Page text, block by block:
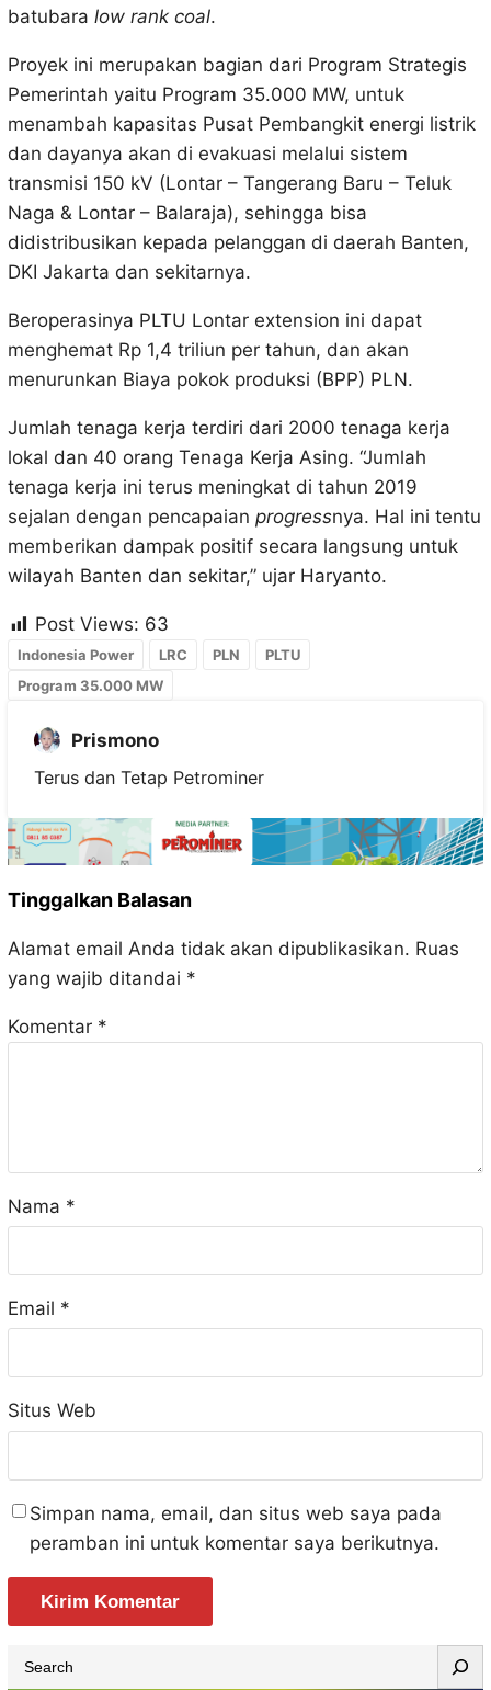
batubara low rank coal.
Proyek ini merupakan bagian dari Program Strategis
Pemerintah yaitu Program 35.000 MW, untuk
menambah kapasitas Pusat Pembangkit energi listrik
dan dayanya akan di evakuasi melalui sistem
transmisi 150 kV (Lontar – Tangerang Baru – Teluk
Naga & Lontar – Balaraja), sehingga bisa
didistribusikan kepada pelanggan di daerah Banten,
DKI Jakarta dan sekitarnya.
Beroperasinya PLTU Lontar extension ini dapat
menghemat Rp 1,4 triliun per tahun, dan akan
menurunkan Biaya pokok produksi (BPP) PLN.
Jumlah tenaga kerja terdiri dari 2000 tenaga kerja
lokal dan 40 orang Tenaga Kerja Asing. “Jumlah
tenaga kerja ini terus meningkat di tahun 2019
sejalan dengan pencapaian progressnya. Hal ini tentu
memberikan dampak positif secara langsung untuk
wilayah Banten dan sekitar,” ujar Haryanto.
Post Views: 63
Indonesia Power LRC PLN
PLTU
Program 35.000 MW
Prismono
Terus dan Tetap Petrominer
Tinggalkan Balasan
Alamat email Anda tidak akan dipublikasikan. Ruas
yang wajib ditandai *
Komentar *
Nama *
Email *
Situs Web
Simpan nama, email, dan situs web saya pada
peramban ini untuk komentar saya berikutnya.